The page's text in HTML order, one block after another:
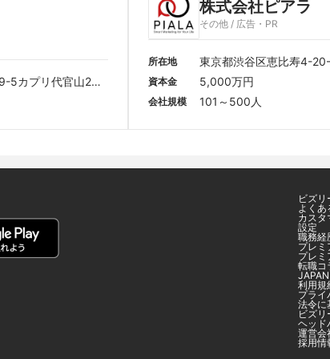
5カプリ代官山203
株式会社ピアラ
その他 / 広告・PR
所在地
東京都渋谷区恵比寿4-
レイスタワー13F
資本金 5,000万円
会社規模 101～500人
ビズリ
よくあ
カスタ
設定
職務経
プレミ
プレミ
転職コ
利用規
プライ
法令に
ビズリ
ヘッド
運営会
採用情